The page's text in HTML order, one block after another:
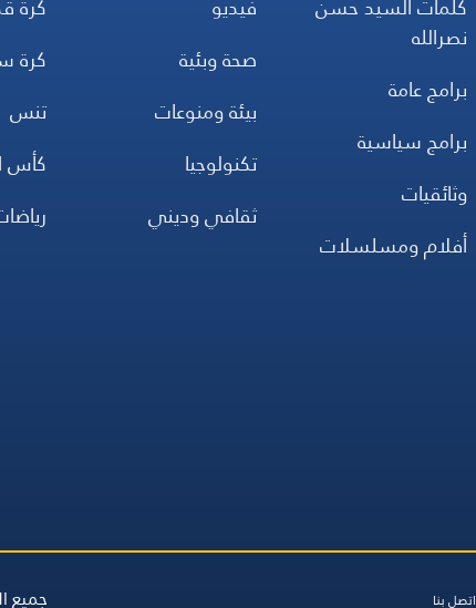
كلمات السيد حسن
نصرالله
برامج عامة
برامج سياسية
وثائقيات
أفلام ومسلسلات
فيديو
صحة وبئية
بيئة ومنوعات
تكنولوجيا
ثقافي وديني
كرة
كرة
تنس
كأس
اتصل بنا جميع